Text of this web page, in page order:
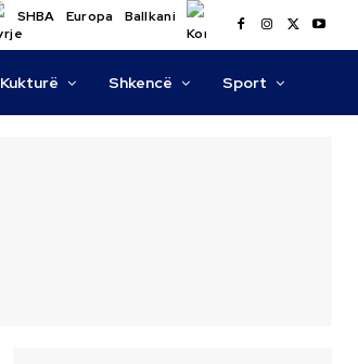
SHBA Europa Ballkani
Kukturë Shkencë Sport